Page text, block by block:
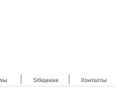
Общение Контакты